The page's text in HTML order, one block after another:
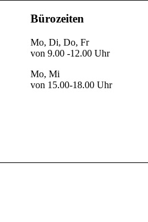
Bürozeiten
Mo, Di, Do, Fr
von 9.00 -12.00 Uhr
Mo, Mi
von 15.00-18.00 Uhr